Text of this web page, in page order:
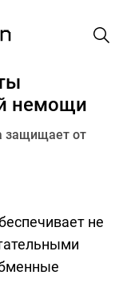
немощи
защищает от
не